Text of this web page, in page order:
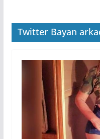
Twitter Bayan